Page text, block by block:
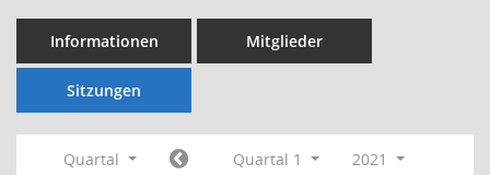
Informationen Mitglieder
Sitzungen
Quartal Quartal 1
2021